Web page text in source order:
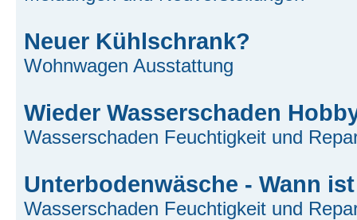
Neuer Kühlschrank?
Wohnwagen Ausstattung
Wieder Wasserschaden
Wasserschaden Feuchtigkeit und
Unterbodenwäsche - Wann
Wasserschaden Feuchtigkeit und